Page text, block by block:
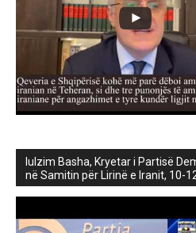
lulzim Basha, Kryetar i Partisë
në Samitin për Lirinë e Iranit, 10-